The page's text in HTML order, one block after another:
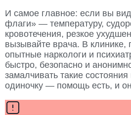
И самое главное: если вы
флаги» — температуру,
кровотечения, резкое
вызывайте врача. В клинике,
опытные наркологи и
быстро, безопасно и
замалчивать такие состояния
одиночку — помощь есть, и